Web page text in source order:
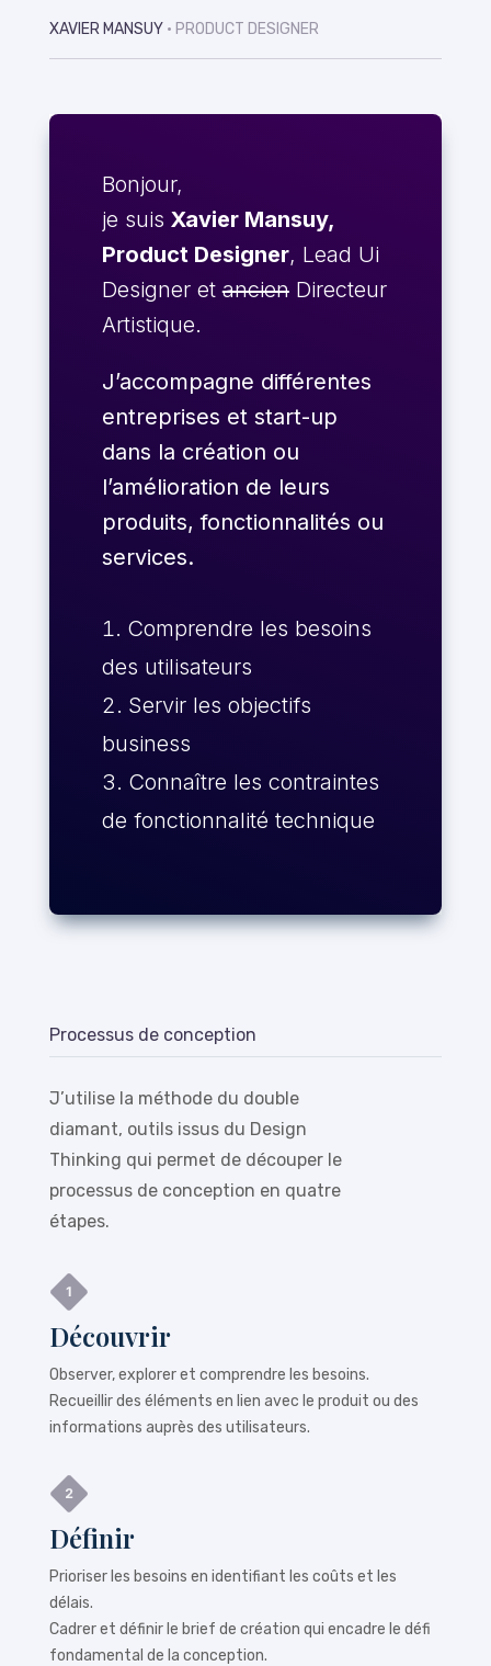
XAVIER MANSUY • PRODUCT DESIGNER
Bonjour,
je suis Xavier Mansuy,
Product Designer, Lead Ui
Designer etancienDirecteur
Artistique.
J’accompagne différentes
entreprises et start-up
dans la création ou
l’amélioration de leurs
produits, fonctionnalités ou
services.
Comprendre les besoins
des utilisateurs
Servir les objectifs
business
Connaître les contraintes
de fonctionnalité technique
Processus de conception
J’utilise la méthode du double
diamant, outils issus du Design
Thinking qui permet de découper le
processus de conception en quatre
étapes.
Découvrir
Observer, explorer et comprendre les besoins.
Recueillir des éléments en lien avec le produit ou des
informations auprès des utilisateurs.
Définir
Prioriser les besoins en identifiant les coûts et les
délais.
Cadrer et définir le brief de création qui encadre le défi
fondamental de la conception.